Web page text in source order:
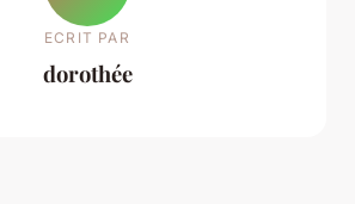
ECRIT PAR
dorothée